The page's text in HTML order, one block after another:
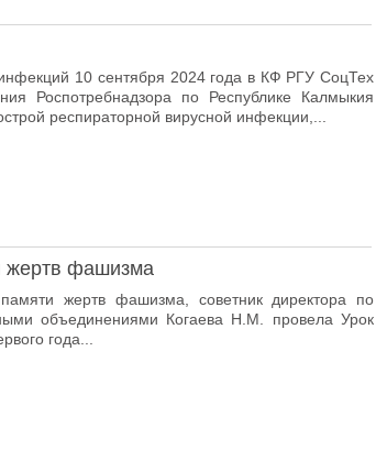
10 сентября 2024 года в КФ РГУ СоцТех
Роспотребнадзора по Республике Калмыкия
респираторной вирусной инфекции,...
жертв фашизма
жертв фашизма, советник директора по
объединениями Когаева Н.М. провела Урок
года...